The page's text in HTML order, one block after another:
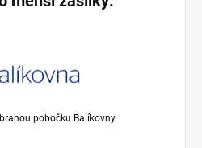
pobočku Balíkovny